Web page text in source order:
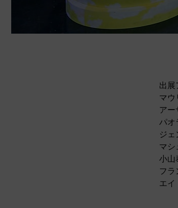
出展
マウ
アー
パオ
ジェ
マシ
小山
フラ
エイ